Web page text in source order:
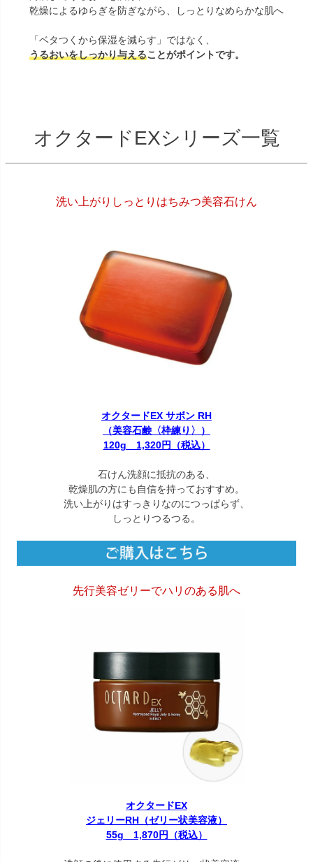
乾燥によるゆらぎを防ぎながら、しっとりなめらかな肌へ
「ベタつくから保湿を減らす」ではなく、
うるおいをしっかり与えることがポイントです。
オクタードEXシリーズ一覧
洗い上がりしっとりはちみつ美容石けん
オクタードEX サボン RH
（美容石鹸〈枠練り〉）
120g 1,320円（税込）
石けん洗顔に抵抗のある、
乾燥肌の方にも自信を持っておすすめ。
洗い上がりはすっきりなのにつっぱらず、
しっとりつるつる。
先行美容ゼリーでハリのある肌へ
オクタードEX
ジェリーRH（ゼリー状美容液）
55g 1,870円（税込）